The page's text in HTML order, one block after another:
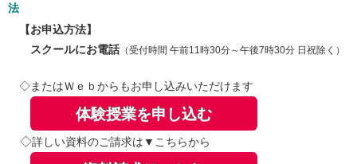
法
【お申込方法】
スクールにお電話（受付時間 午前11時30分～午後7時30分 日祝除く）
◇またはＷｅｂからもお申し込みいただけます
体験授業を申し込む
◇詳しい資料のご請求は▼こちらから